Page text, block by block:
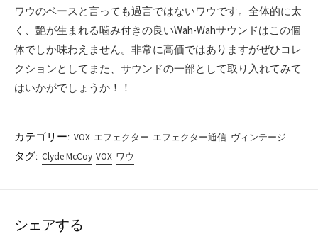
ワウのベースと言っても過言ではないワウです。全体的に太
く、艶が生まれる噛み付きの良いWah-Wahサウンドはこの個
体でしか味わえません。非常に高価ではありますがぜひコレ
クションとしてまた、サウンドの一部として取り入れてみて
はいかがでしょうか！！
カテゴリー: VOX エフェクター エフェクター通信 ヴィンテージ
タグ: Clyde McCoy VOX ワウ
シェアする